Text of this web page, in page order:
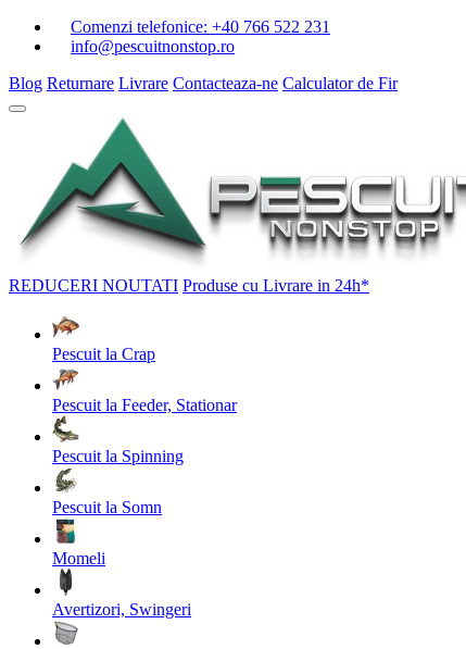
Comenzi telefonice: +40 766 522 231
info@pescuitnonstop.ro
Blog Returnare Livrare Contacteaza-ne Calculator de Fir
REDUCERI NOUTATI Produse cu Livrare in 24h*
Pescuit la Crap
Pescuit la Feeder, Stationar
Pescuit la Spinning
Pescuit la Somn
Momeli
Avertizori, Swingeri